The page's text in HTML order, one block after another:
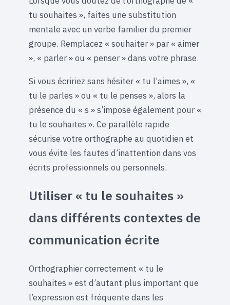
tu souhaites », faites une substitution
mentale avec un verbe familier du premier
groupe. Remplacez « souhaiter » par « aimer
», « parler » ou « penser » dans votre phrase.
Si vous écririez sans hésiter « tu l’aimes », «
tu le parles » ou « tu le penses », alors la
présence du « s » s’impose également pour «
tu le souhaites ». Ce parallèle rapide
sécurise votre orthographe au quotidien et
vous évite les fautes d’inattention dans vos
écrits professionnels ou personnels.
Utiliser « tu le souhaites »
dans différents contextes de
communication écrite
Orthographier correctement « tu le
souhaites » est d’autant plus important que
l’expression est fréquente dans les